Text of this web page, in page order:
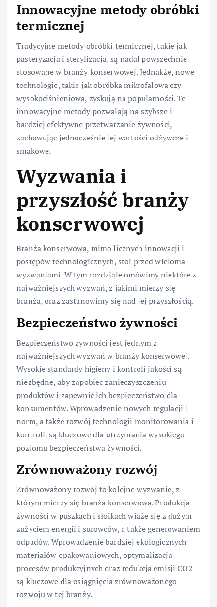
Innowacyjne metody obróbki
termicznej
Tradycyjne metody obróbki termicznej, takie jak
pasteryzacja i sterylizacja, są nadal powszechnie
stosowane w branży konserwowej. Jednakże, nowe
technologie, takie jak obróbka mikrofalowa czy
wysokociśnieniowa, zyskują na popularności. Te
innowacyjne metody pozwalają na szybsze i
bardziej efektywne przetwarzanie żywności,
zachowując jednocześnie jej wartości odżywcze i
smakowe.
Wyzwania i
przyszłość branży
konserwowej
Branża konserwowa, mimo licznych innowacji i
postępów technologicznych, stoi przed wieloma
wyzwaniami. W tym rozdziale omówimy niektóre z
najważniejszych wyzwań, z jakimi mierzy się
branża, oraz zastanowimy się nad jej przyszłością.
Bezpieczeństwo żywności
Bezpieczeństwo żywności jest jednym z
najważniejszych wyzwań w branży konserwowej.
Wysokie standardy higieny i kontroli jakości są
niezbędne, aby zapobiec zanieczyszczeniu
produktów i zapewnić ich bezpieczeństwo dla
konsumentów. Wprowadzenie nowych regulacji i
norm, a także rozwój technologii monitorowania i
kontroli, są kluczowe dla utrzymania wysokiego
poziomu bezpieczeństwa żywności.
Zrównoważony rozwój
Zrównoważony rozwój to kolejne wyzwanie, z
którym mierzy się branża konserwowa. Produkcja
żywności w puszkach i słoikach wiąże się z dużym
zużyciem energii i surowców, a także generowaniem
odpadów. Wprowadzenie bardziej ekologicznych
materiałów opakowaniowych, optymalizacja
procesów produkcyjnych oraz redukcja emisji CO2
są kluczowe dla osiągnięcia zrównoważonego
rozwoju w tej branży.